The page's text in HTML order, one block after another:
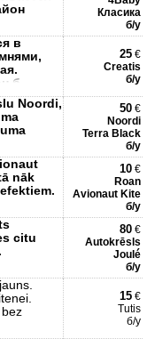
Класика
б/у
в
б
25 €
Creatis
б/у
Noordi,
50 €
Noordi
Terra Black
б/у
nāk
10 €
Roan
Avionaut Kite
б/у
citu
80 €
Autokrēsls
Joulé
б/у
15 €
Tutis
б/у